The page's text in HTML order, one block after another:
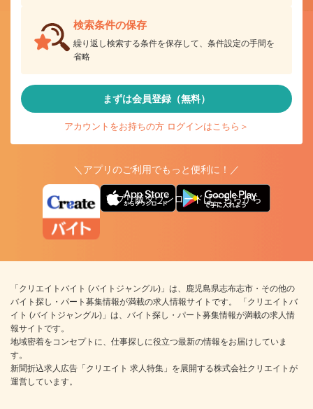
検索条件の保存
繰り返し検索する条件を保存して、条件設定の手間を
省略
まずは会員登録（無料）
アカウントをお持ちの方 ログインはこちら＞
＼アプリのご利用でもっと便利に！／
アプリ版ダウンロードはこちらから
「クリエイトバイト (バイトジャングル)」は、鹿児島県志布志市・その他の
バイト探し・パート募集情報が満載の求人情報サイトです。 「クリエイトバ
イト (バイトジャングル)」は、バイト探し・パート募集情報が満載の求人情
報サイトです。
地域密着をコンセプトに、仕事探しに役立つ最新の情報をお届けしていま
す。
新聞折込求人広告「クリエイト 求人特集」を展開する株式会社クリエイトが
運営しています。